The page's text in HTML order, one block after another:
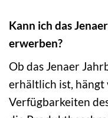
Kann ich das
erwerben?
Ob das Jenaer
erhältlich ist, hängt
Verfügbarkeiten